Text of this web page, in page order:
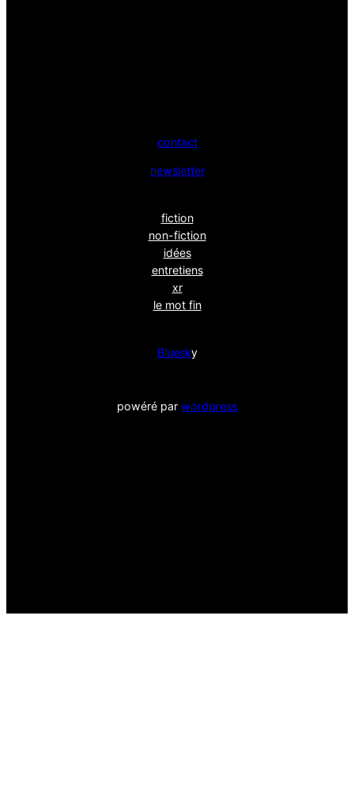
contact
newsletter
fiction
non-fiction
idées
entretiens
xr
le mot fin
Bluesky
powéré par wordpress